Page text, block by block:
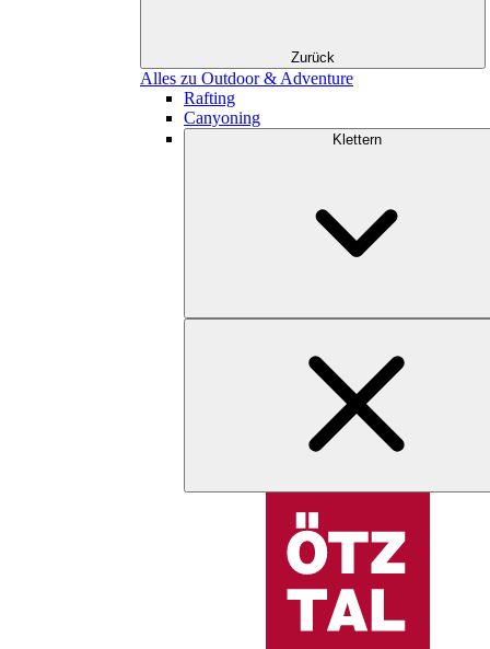
Zurück
Alles zu Outdoor & Adventure
Rafting
Canyoning
Klettern